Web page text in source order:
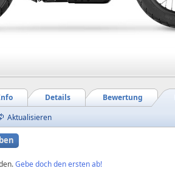
Bewertung
Details
Aktualisieren
Gebe doch den ersten ab!